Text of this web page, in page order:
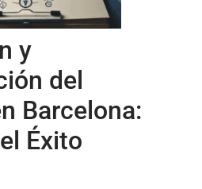
y
del
Barcelona:
Éxito